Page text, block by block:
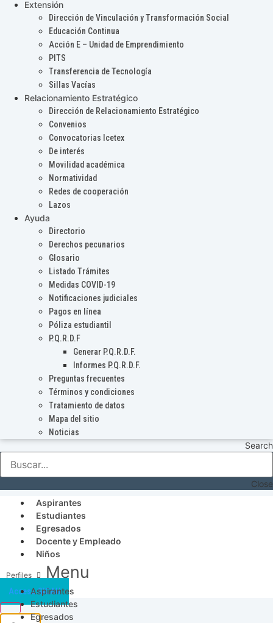
Extensión
Dirección de Vinculación y Transformación Social
Educación Continua
Acción E – Unidad de Emprendimiento
PITS
Transferencia de Tecnología
Sillas Vacías
Relacionamiento Estratégico
Dirección de Relacionamiento Estratégico
Convenios
Convocatorias Icetex
De interés
Movilidad académica
Normatividad
Redes de cooperación
Lazos
Ayuda
Directorio
Derechos pecunarios
Glosario
Listado Trámites
Medidas COVID-19
Notificaciones judiciales
Pagos en línea
Póliza estudiantil
P.Q.R.D.F
Generar P.Q.R.D.F.
Informes P.Q.R.D.F.
Preguntas frecuentes
Términos y condiciones
Tratamiento de datos
Mapa del sitio
Noticias
Search
Close
Aspirantes
Estudiantes
Egresados
Docente y Empleado
Niños
Menu
Aspirantes
Estudiantes
Egresados
Acceso SICAU